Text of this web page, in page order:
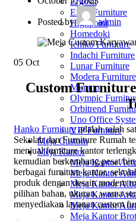
Expo Furniture
Highpoint
Homedoki
Ichiko Furniture
Indachi Furniture
Lunar Furniture
Modera Furniture
Murano
Olympic
Orbitrend
Uno Office
VIP Furniture
Meja Custom
Meja Kantor
Meja Kantor
Meja Kantor
Meja Kantor
Meja Kantor
Meja Kantor
Meja Kantor
Posted by admin
05 Oct
Custom
Hanko Furnitureadalah salah
Sekolah dan Furniture Rumah
menjual furniture kantor
kemudian berkembang pesat
berbagai furniture kantor,
produk dengan desain modern
pilihan bahan, ukuran, warna
menyediakan layanan custom